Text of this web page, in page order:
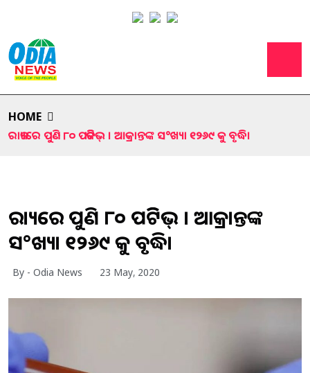
HOME
ରାଜ୍ୟରେ ପୁଣି ୮୦ ପଜିଟିଭ୍ । ଆକ୍ରାନ୍ତଙ୍କ ସ°ଖ୍ୟା ୧୨୬୯ କୁ ବୃଦ୍ଧି।
ରାଜ୍ୟରେ ପୁଣି ୮୦ ପଜିଟିଭ୍ । ଆକ୍ରାନ୍ତଙ୍କ
ସ°ଖ୍ୟା ୧୨୬୯ କୁ ବୃଦ୍ଧି।
By - Odia News 23 May, 2020